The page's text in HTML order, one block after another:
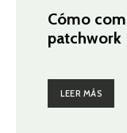
Cómo
patchwork
LEER MÁS